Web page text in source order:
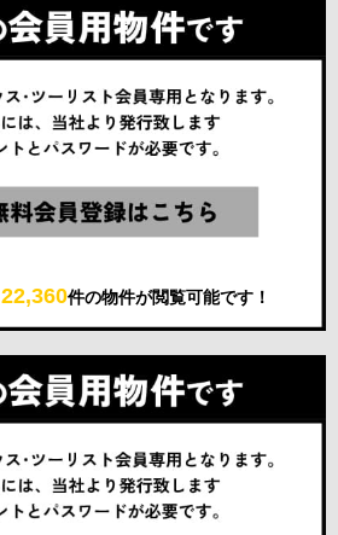
22,360件の物件が閲覧可能です！